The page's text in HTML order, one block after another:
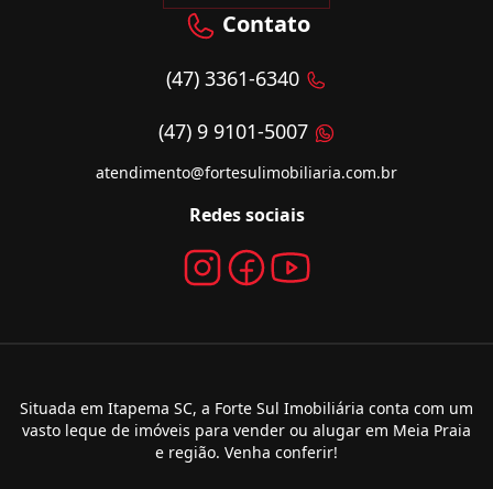
Contato
(47) 3361-6340
(47) 9 9101-5007
atendimento@fortesulimobiliaria.com.br
Redes sociais
Situada em Itapema SC, a Forte Sul Imobiliária conta com um
vasto leque de imóveis para vender ou alugar em Meia Praia
e região. Venha conferir!